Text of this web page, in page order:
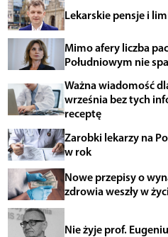
Lekarskie pensje i
Mimo afery liczba
Południowym nie
Ważna wiadomość
września bez tych
receptę
Zarobki lekarzy na
w rok
Nowe przepisy o
zdrowia weszły w
Nie żyje prof.